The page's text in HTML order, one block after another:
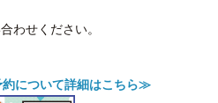
わせください。
について詳細はこちら≫